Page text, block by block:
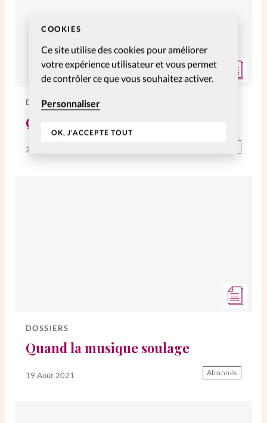
COOKIES
Ce site utilise des cookies pour améliorer
votre expérience utilisateur et vous permet
de contrôler ce que vous souhaitez activer.
Personnaliser
OK, J'ACCEPTE TOUT
DOSSIERS
Quand la musique soulage
23 Août 2021
DOSSIERS
Quand la musique soulage
19 Août 2021 Abonnés